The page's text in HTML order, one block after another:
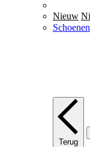
Nieuw
Schoenen
Terug